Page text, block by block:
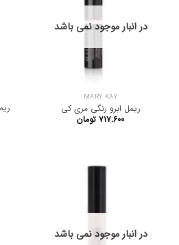
در انبار موجود نمی باشد
MARY KAY
ریمل ابرو رنگی مری کی
۷۱۷.۶۰۰ تومان
در انبار موجود نمی باشد